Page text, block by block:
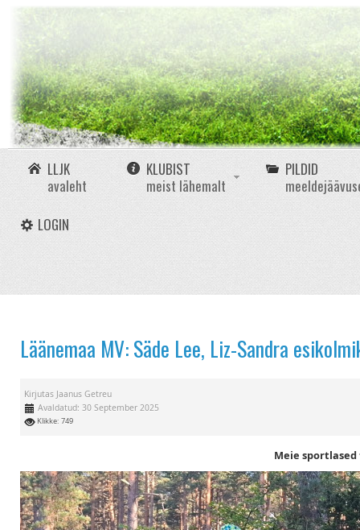
LLJK
avaleht
KLUBIST
meist lähemalt
PILDID
LOGIN
Läänemaa MV: Säde Lee, Liz-Sandra
Kirjutas Jaanus Getreu
Avaldatud: 30 September 2025
Klikke: 749
Meie